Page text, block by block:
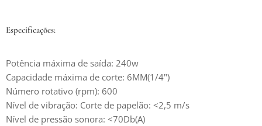
Especificações:
Potência máxima de saída: 240w
Capacidade máxima de corte: 6MM(1/4")
Número rotativo (rpm): 600
Nível de vibração: Corte de papelão: <2,5 m/s
Nível de pressão sonora: <70Db(A)